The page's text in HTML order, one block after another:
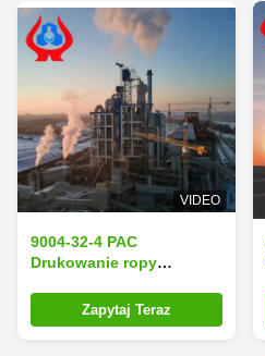
VIDEO
9004-32-4 PAC
Drukowanie ropy
celulozaZapytaj Teraz